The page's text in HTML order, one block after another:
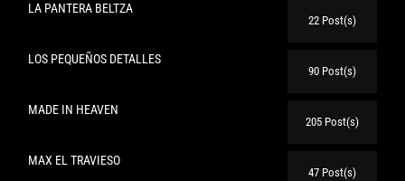
LA PANTERA BELTZA
22 Post(s)
LOS PEQUEÑOS DETALLES
90 Post(s)
MADE IN HEAVEN
205 Post(s)
MAX EL TRAVIESO
47 Post(s)